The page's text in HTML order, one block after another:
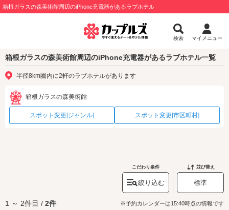
箱根ガラスの森美術館周辺のiPhone充電器があるラブホテル
検索 マイメニュー
箱根ガラスの森美術館周辺のiPhone充電器があるラブホテル一覧
半径8km圏内に2軒のラブホテルがあります
箱根ガラスの森美術館
スポット変更[ジャンル] スポット変更[市区町村]
こだわり条件
絞り込む
並び替え
標準
1 ～ 2件目 / 2件 ※予約カレンダーは15:40時点の情報です